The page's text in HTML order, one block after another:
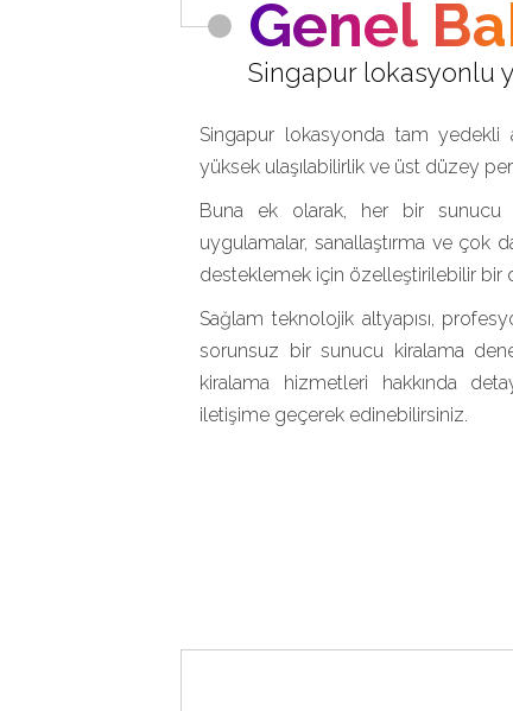
Genel
Singapur lokasyonlu
Singapur lokasyonda tam yedekli
yüksek ulaşılabilirlik ve üst düzey
Buna ek olarak, her bir sunucu
uygulamalar, sanallaştırma ve çok
desteklemek için özelleştirilebilir bir
Sağlam teknolojik altyapısı,
sorunsuz bir sunucu kiralama
kiralama hizmetleri hakkında
iletişime geçerek edinebilirsiniz.